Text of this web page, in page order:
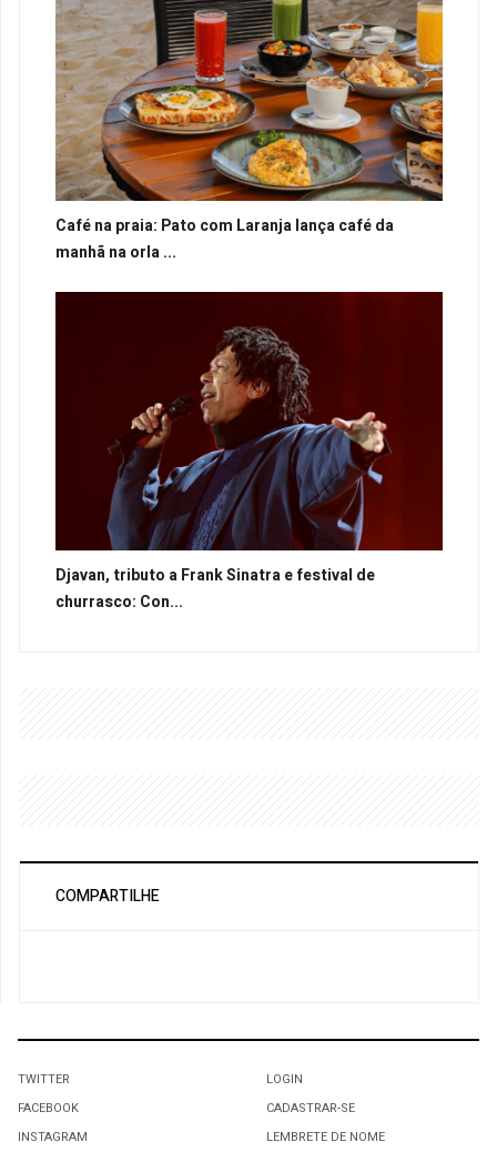
Café na praia: Pato com Laranja lança café da
manhã na orla ...
Djavan, tributo a Frank Sinatra e festival de
churrasco: Con...
COMPARTILHE
TWITTER
FACEBOOK
INSTAGRAM
LOGIN
CADASTRAR-SE
LEMBRETE DE NOME